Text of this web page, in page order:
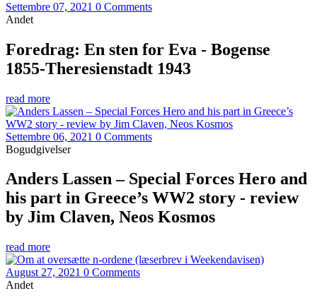
Settembre 07, 2021 0 Comments
Andet
Foredrag: En sten for Eva - Bogense
1855-Theresienstadt 1943
read more
Settembre 06, 2021 0 Comments
Bogudgivelser
Anders Lassen – Special Forces Hero and
his part in Greece’s WW2 story - review
by Jim Claven, Neos Kosmos
read more
August 27, 2021 0 Comments
Andet